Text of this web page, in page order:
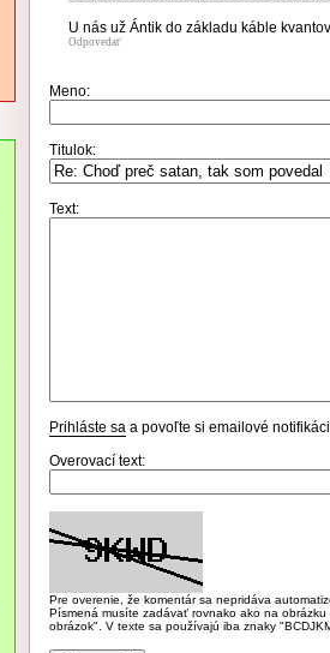
U nás už Ántik do základu káble
Odpovedať
Meno:
Titulok:
Text:
Prihláste sa a povoľte si emailové
Overovací text:
Pre overenie, že komentár sa nepridáva
Písmená musíte zadávať rovnako ako na
obrázok". V texte sa používajú iba znaky